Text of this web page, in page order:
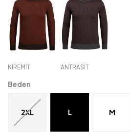
KİREMİT ANTRASİT
Beden
2XL L M